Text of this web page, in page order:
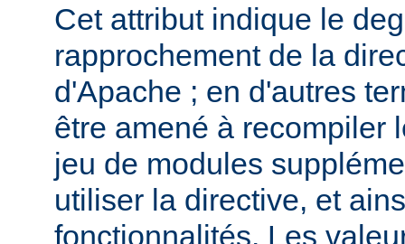
Cet attribut indique le
rapprochement de la
d'Apache ; en d'autres
être amené à recompiler
jeu de modules
utiliser la directive, et
fonctionnalités. Les